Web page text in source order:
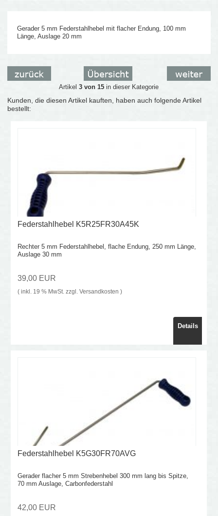
Gerader 5 mm Federstahlhebel mit flacher Endung, 100 mm
Länge, Auslage 20 mm
Artikel3 von 15 in dieser Kategorie
Kunden, die diesen Artikel kauften, haben auch folgende Artikel
bestellt:
Federstahlhebel K5R25FR30A45K
Rechter 5 mm Federstahlhebel, flache Endung, 250 mm Länge,
Auslage 30 mm
39,00 EUR
( inkl. 19 % MwSt. zzgl. Versandkosten )
Details
Federstahlhebel K5G30FR70AVG
Gerader flacher 5 mm Strebenhebel 300 mm lang bis Spitze,
70 mm Auslage, Carbonfederstahl
42,00 EUR